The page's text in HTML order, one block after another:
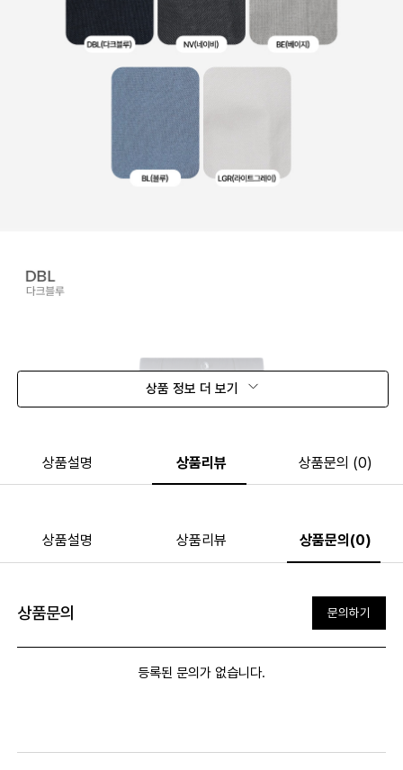
상품 정보 더 보기
상품설명 상품리뷰 상품문의 (0)
상품설명 상품리뷰 상품문의(0)
상품문의 문의하기
등록된 문의가 없습니다.